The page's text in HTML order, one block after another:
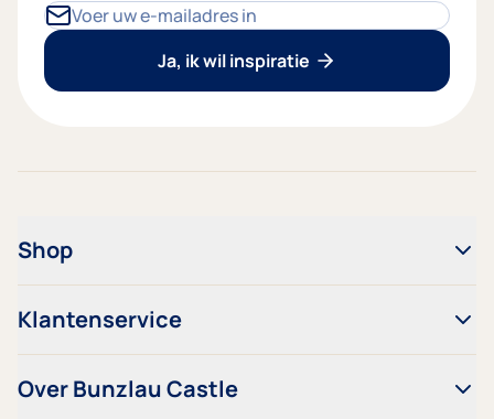
E-mailadres
Ja, ik wil inspiratie
Shop
Klantenservice
Over Bunzlau Castle